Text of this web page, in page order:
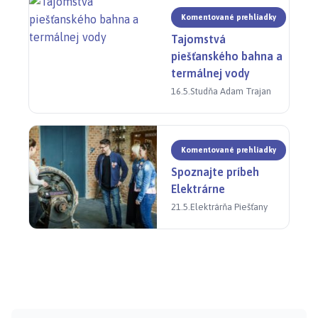
Komentované prehliadky
Tajomstvá
piešťanského bahna a
termálnej vody
16.5.Studňa Adam Trajan
Komentované prehliadky
Spoznajte príbeh
Elektrárne
21.5.Elektrárňa Piešťany